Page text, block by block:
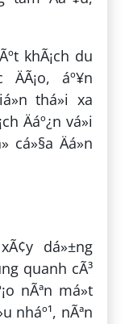
khÃ¡ch du
ÄÃ¡o, áº¥n
thá»i xa
Äáº¿n vá»i
Äá»n
dá»±ng
quanh cÃ³
nÃªn má»t
nháº¹, nÃªn